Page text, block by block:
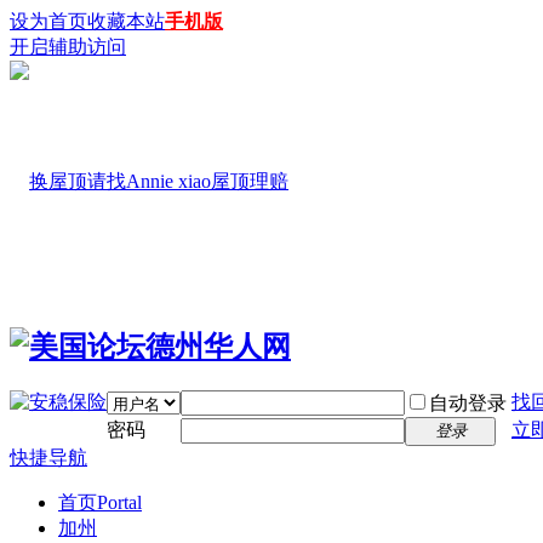
设为首页收藏本站手机版
开启辅助访问
自动登录 找
密码
登录
立
快捷导航
首页Portal
加州